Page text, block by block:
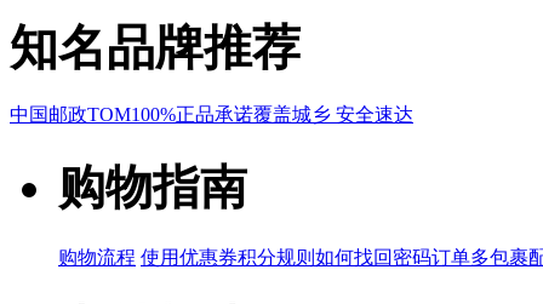
知名品牌推荐
中国邮政TOM100%正品承诺覆盖城乡 安全速达
购物指南
购物流程 使用优惠券积分规则 如何找回密码订单多包裹